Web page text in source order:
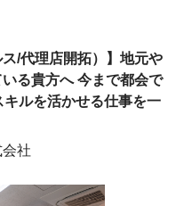
/代理店開拓）】地元や
る貴方へ 今まで都会で
ルを活かせる仕事を一
社